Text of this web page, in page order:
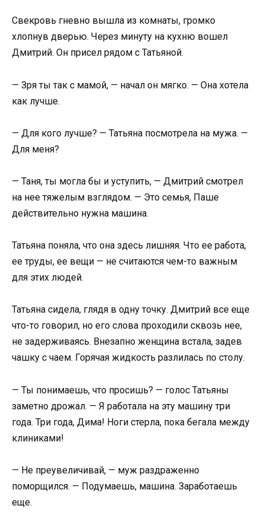
Свекровь гневно вышла из комнаты, громко
хлопнув дверью. Через минуту на кухню вошел
Дмитрий. Он присел рядом с Татьяной.
— Зря ты так с мамой, — начал он мягко. — Она хотела
как лучше.
— Для кого лучше? — Татьяна посмотрела на мужа. —
Для меня?
— Таня, ты могла бы и уступить, — Дмитрий смотрел
на нее тяжелым взглядом. — Это семья, Паше
действительно нужна машина.
Татьяна поняла, что она здесь лишняя. Что ее работа,
ее труды, ее вещи — не считаются чем-то важным
для этих людей.
Татьяна сидела, глядя в одну точку. Дмитрий все еще
что-то говорил, но его слова проходили сквозь нее,
не задерживаясь. Внезапно женщина встала, задев
чашку с чаем. Горячая жидкость разлилась по столу.
— Ты понимаешь, что просишь? — голос Татьяны
заметно дрожал. — Я работала на эту машину три
года. Три года, Дима! Ноги стерла, пока бегала между
клиниками!
— Не преувеличивай, — муж раздраженно
поморщился. — Подумаешь, машина. Заработаешь
еще.